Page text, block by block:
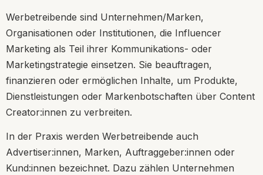
Werbetreibende sind Unternehmen/Marken,
Organisationen oder Institutionen, die Influencer
Marketing als Teil ihrer Kommunikations- oder
Marketingstrategie einsetzen. Sie beauftragen,
finanzieren oder ermöglichen Inhalte, um Produkte,
Dienstleistungen oder Markenbotschaften über Content
Creator:innen zu verbreiten.
In der Praxis werden Werbetreibende auch
Advertiser:innen, Marken, Auftraggeber:innen oder
Kund:innen bezeichnet. Dazu zählen Unternehmen